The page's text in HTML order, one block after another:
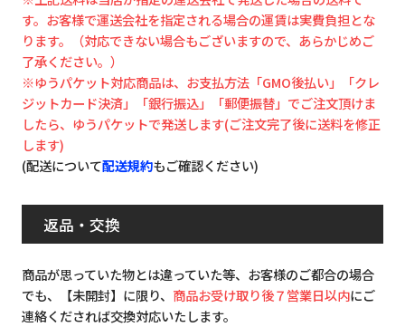
す。お客様で運送会社を指定される場合の運賃は実費負担とな
ります。（対応できない場合もございますので、あらかじめご
了承ください。）
※ゆうパケット対応商品は、お支払方法「GMO後払い」「クレ
ジットカード決済」「銀行振込」「郵便振替」でご注文頂けま
したら、ゆうパケットで発送します(ご注文完了後に送料を修正
します)
(配送について配送規約もご確認ください)
返品・交換
商品が思っていた物とは違っていた等、お客様のご都合の場合
でも、【未開封】に限り、 商品お受け取り後７営業日以内にご
連絡くだされば交換対応いたします。